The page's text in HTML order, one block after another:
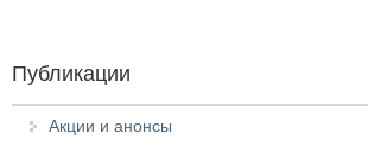
Публикации
Акции и анонсы